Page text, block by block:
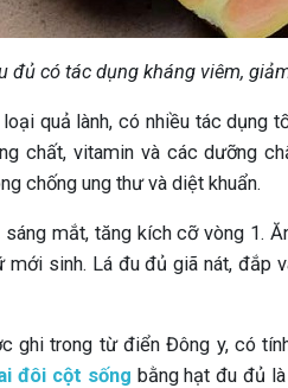
đủ có tác dụng kháng viêm,
quả lành, có nhiều tác dụng
chất, vitamin và các dưỡng
chống ung thư và diệt khuẩn.
mắt, tăng kích cỡ vòng 1.
sinh. Lá đu đủ giã nát, đắp
ghi trong từ điển Đông y, có
đôi cột sống bằng hạt đu đủ